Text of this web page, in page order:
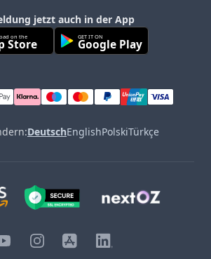
jetzt auch in der App
on the
Store GET IT ON
Google Play
DeutschEnglishPolskiTürkçe
Instagram
iOS LinkedIn